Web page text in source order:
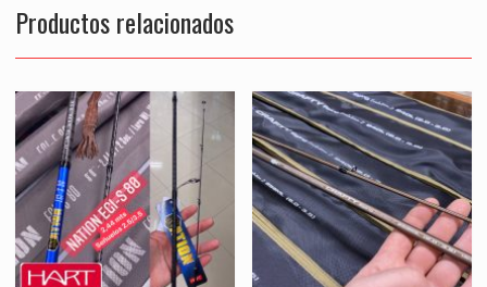
Productos relacionados